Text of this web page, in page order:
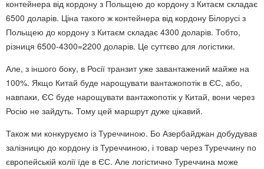
контейнера від кордону з Польщею до кордону з Китаєм складає
6500 доларів. Ціна такого ж контейнера від кордону Білорусі з
Польщею до кордону з Китаєм складає 4300 доларів. Тобто,
різниця 6500-4300=2200 доларів. Це суттєво для логістики.
Але, з іншого боку, в Росії транзит уже завантажений майже на
100%. Якщо Китай буде нарощувати вантажопотік в ЄС, або,
навпаки, ЄС буде нарощувати вантажопотік у Китай, вони через
Росію не зайдуть. Тому цей маршрут дуже цікавий.
Також ми конкуруємо із Туреччиною. Бо Азербайджан добудував
залізницю до кордону із Туреччиною, і товар через Туреччину по
європейській колії їде в ЄС. Але логістично Туреччина може